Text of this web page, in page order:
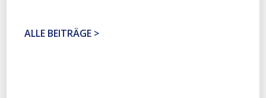
ALLE BEITRÄGE >